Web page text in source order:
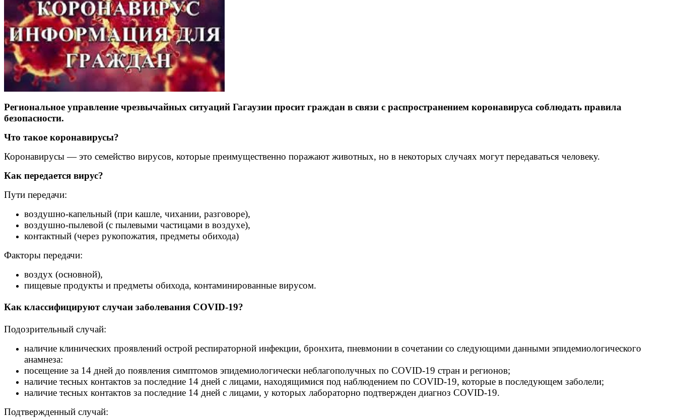
Региональное управление чрезвычайных ситуаций Гагаузии просит граждан в связи с распространением коронавируса соблюдать правила
безопасности.
Что такое коронавирусы?
Коронавирусы — это семейство вирусов, которые преимущественно поражают животных, но в некоторых случаях могут передаваться человеку.
Как передается вирус?
Пути передачи:
воздушно-капельный (при кашле, чихании, разговоре),
воздушно-пылевой (с пылевыми частицами в воздухе),
контактный (через рукопожатия, предметы обихода)
Факторы передачи:
воздух (основной),
пищевые продукты и предметы обихода, контаминированные вирусом.
Как классифицируют случаи заболевания COVID-19?
Подозрительный случай:
наличие клинических проявлений острой респираторной инфекции, бронхита, пневмонии в сочетании со следующими данными эпидемиологического
анамнеза:
посещение за 14 дней до появления симптомов эпидемиологически неблагополучных по COVID-19 стран и регионов;
наличие тесных контактов за последние 14 дней с лицами, находящимися под наблюдением по COVID-19, которые в последующем заболели;
наличие тесных контактов за последние 14 дней с лицами, у которых лабораторно подтвержден диагноз COVID-19.
Подтвержденный случай: